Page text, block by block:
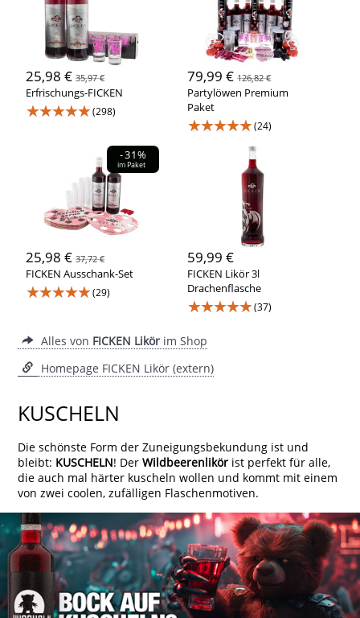
25,98 €35,97 €
Erfrischungs-FICKEN
★★★★★(298)
79,99 € 126,82 €
Partylöwen Premium
Paket
★★★★★(24)
-31%
im Paket
25,98 €37,72 €
FICKEN Ausschank-Set
★★★★★(29)
59,99 €
FICKEN Likör 3l
Drachenflasche
★★★★★(37)
Alles von FICKEN Likör im Shop
Homepage FICKEN Likör (extern)
KUSCHELN
Die schönste Form der Zuneigungsbekundung ist und
bleibt: KUSCHELN! DerWildbeerenlikör ist perfekt für alle,
die auch mal härter kuscheln wollen und kommt mit einem
von zwei coolen, zufälligen Flaschenmotiven.